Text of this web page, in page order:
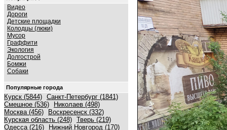
Видео
Дороги
Детские площадки
Колодцы (люки)
Мусор
Граффити
Экология
Долгострой
Бомжи
Собаки
Популярные города
Курск (5844) Санкт-Петербург (1841)
Смешное (536)
Николаев (498)
Москва (456)
Воскресенск (332)
Курская область (248) Тверь (219)
Одесса (216)
Нижний Новгород (170)